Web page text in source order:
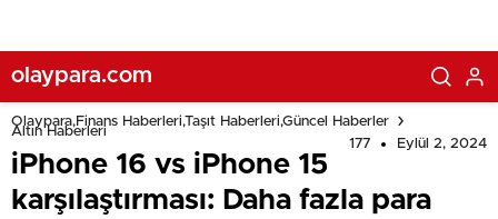
olaypara.com
Olaypara,Finans Haberleri,Taşıt Haberleri,Güncel Haberler
Altın Haberleri
177
Eylül 2, 2024
iPhone 16 vs iPhone 15
karşılaştırması: Daha fazla para